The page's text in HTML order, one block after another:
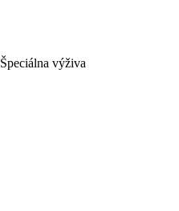
Špeciálna výživa